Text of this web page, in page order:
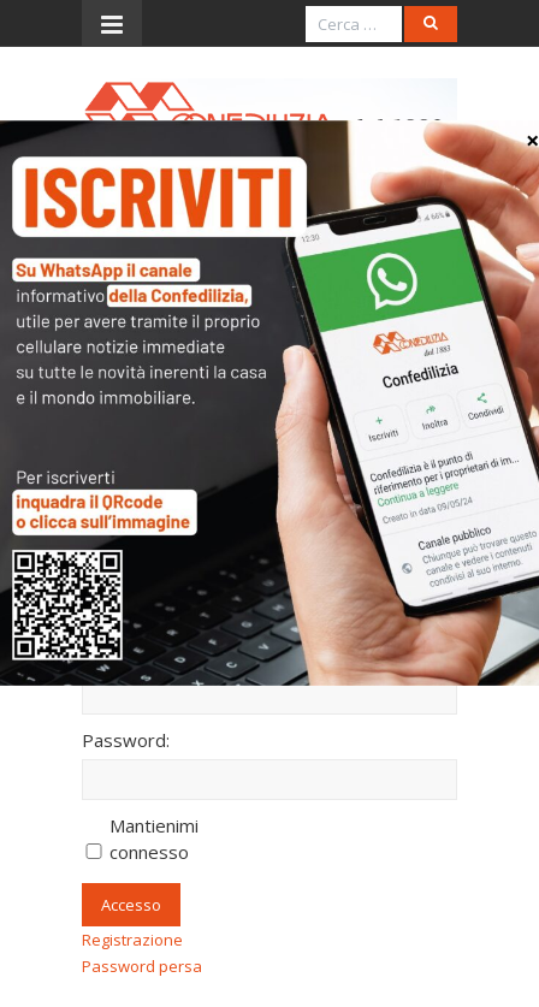
Menu
Rai 1 – 13.4.2024 – TG1 –
Ore 20
Play
-01:25
Settings
PIP
Enter
fullscreen
Play
〉 Accesso all’area riservata
Nome utente:
Password:
Mantienimi
connesso
Accesso
Registrazione
Password persa